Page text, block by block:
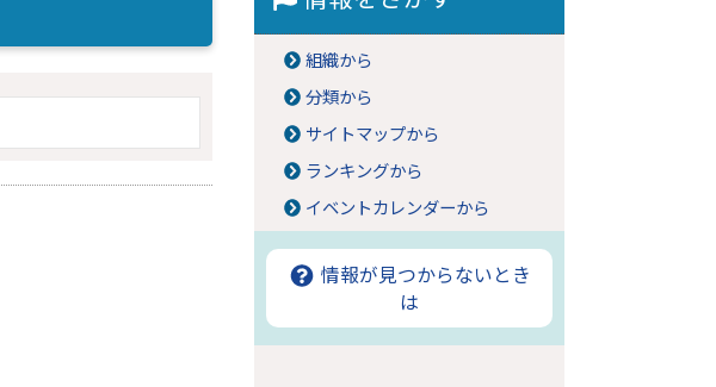
組織から
分類から
サイトマップから
ランキングから
イベントカレンダーから
情報が見つからないとき
は